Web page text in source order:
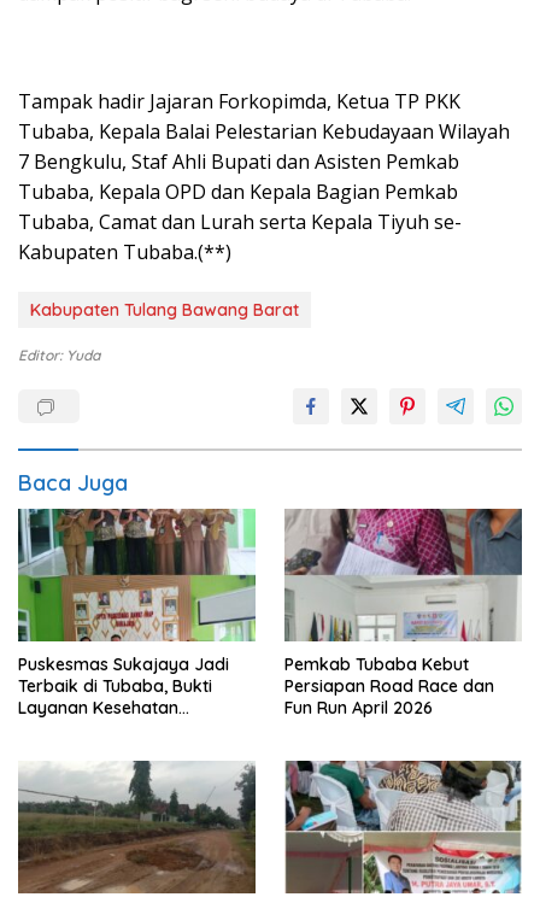
Tampak hadir Jajaran Forkopimda, Ketua TP PKK
Tubaba, Kepala Balai Pelestarian Kebudayaan Wilayah
7 Bengkulu, Staf Ahli Bupati dan Asisten Pemkab
Tubaba, Kepala OPD dan Kepala Bagian Pemkab
Tubaba, Camat dan Lurah serta Kepala Tiyuh se-
Kabupaten Tubaba.(**)
Kabupaten Tulang Bawang Barat
Editor: Yuda
Baca Juga
Puskesmas Sukajaya Jadi
Terbaik di Tubaba, Bukti
Layanan Kesehatan
Pemkab Tubaba Kebut
Persiapan Road Race dan
Fun Run April 2026